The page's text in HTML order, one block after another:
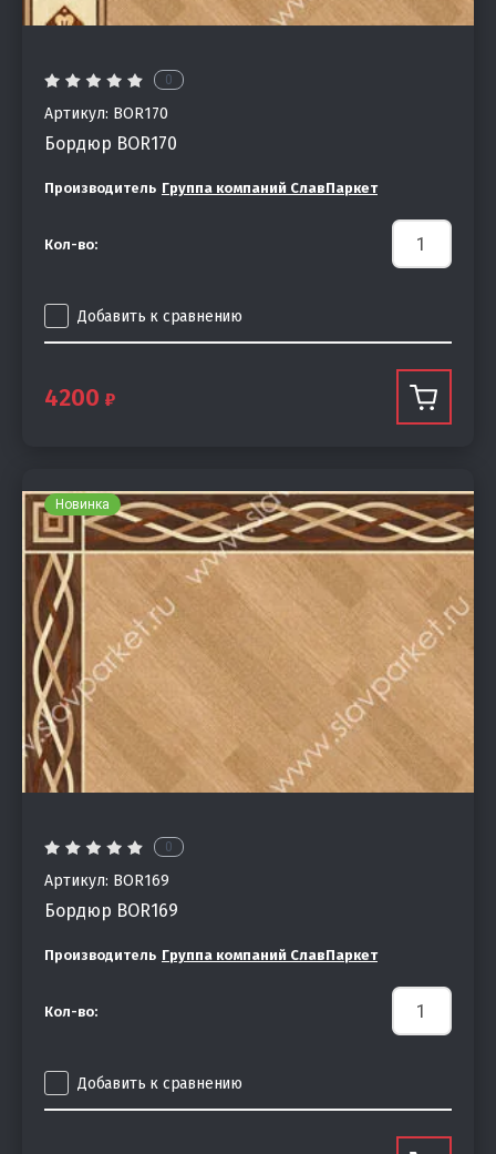
0
Артикул: BOR170
Бордюр BOR170
Производитель Группа компаний СлавПаркет
Кол-во:
Добавить к сравнению
4200
Новинка
0
Артикул: BOR169
Бордюр BOR169
Производитель Группа компаний СлавПаркет
Кол-во:
Добавить к сравнению